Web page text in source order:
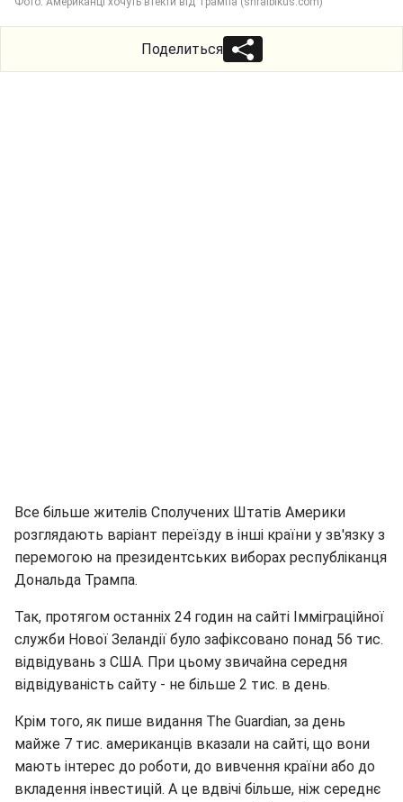
Поделиться
Все більше жителів Сполучених Штатів Америки
розглядають варіант переїзду в інші країни у зв'язку з
перемогою на президентських виборах республіканця
Дональда Трампа.
Так, протягом останніх 24 годин на сайті Імміграційної
служби Нової Зеландії було зафіксовано понад 56 тис.
відвідувань з США. При цьому звичайна середня
відвідуваність сайту - не більше 2 тис. в день.
Крім того, як пише видання The Guardian, за день
майже 7 тис. американців вказали на сайті, що вони
мають інтерес до роботи, до вивчення країни або до
вкладення інвестицій. А це вдвічі більше, ніж середнє